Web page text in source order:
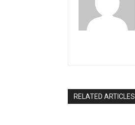
RELATED ARTICLES